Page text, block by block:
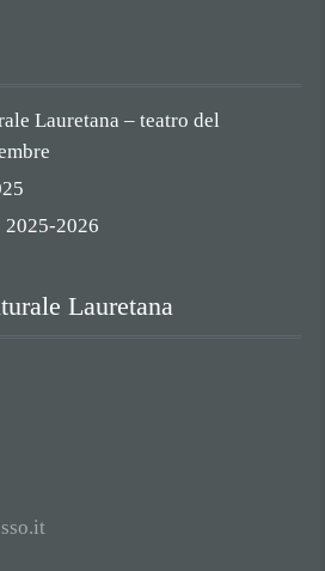
Lauretana – teatro del
2026
Lauretana